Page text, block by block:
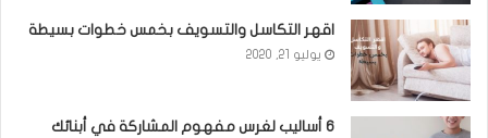
اقهر التكاسل والتسويف بخمس خطوات بسيطة
يوليو 21, 2020
6 أساليب لغرس مفهوم المشاركة في أبنائك